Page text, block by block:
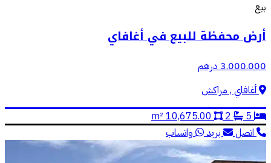
بيع
أرض محفظة للبيع في أغافاي
3.000.000 درهم
أغافاي , مراكش
5
2
10,675.00 m²
اتصل
بريد واتساب